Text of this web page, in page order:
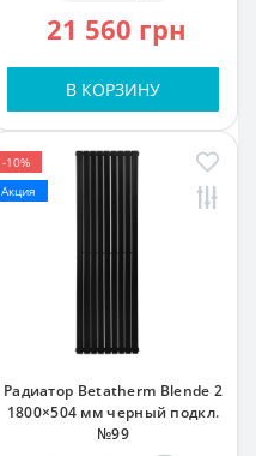
21 560 грн
В КОРЗИНУ
-10%
Акция
Радиатор Betatherm Blende 2
1800×504 мм черный подкл.
№99